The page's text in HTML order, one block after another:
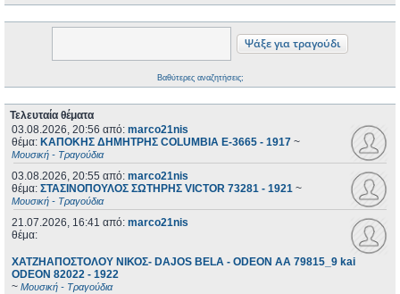
Βαθύτερες αναζητήσεις;
Τελευταία θέματα
03.08.2026, 20:56 από: marco21nis
θέμα: ΚΑΠΟΚΗΣ ΔΗΜΗΤΡΗΣ COLUMBIA E-3665 - 1917 ~
Μουσική - Τραγούδια
03.08.2026, 20:55 από: marco21nis
θέμα: ΣΤΑΣΙΝΟΠΟΥΛΟΣ ΣΩΤΗΡΗΣ VICTOR 73281 - 1921 ~
Μουσική - Τραγούδια
21.07.2026, 16:41 από: marco21nis
θέμα:
ΧΑΤΖΗΑΠΟΣΤΟΛΟΥ ΝΙΚΟΣ- DAJOS BELA - ODEON AA 79815_9 kai
ODEON 82022 - 1922
~ Μουσική - Τραγούδια